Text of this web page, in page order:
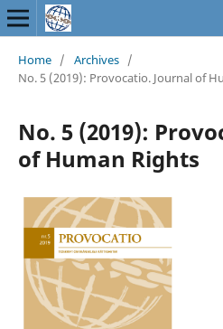
Home / Archives /
No. 5 (2019): Provocatio. Journal of
No. 5 (2019):
of Human Rights